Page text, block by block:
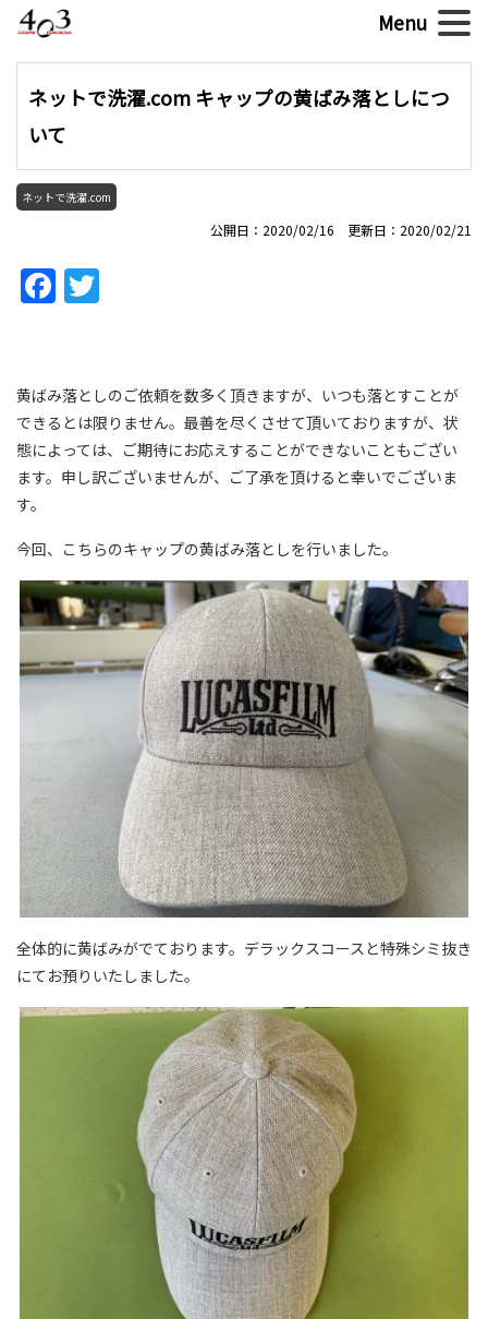
ネットで洗濯.com キャップの黄ばみ落としにつ
いて
ネットで洗濯.com
公開日：2020/02/16 更新日：2020/02/21
Facebook
黄ばみ落としのご依頼を数多く頂きますが、いつも落とすことが
できるとは限りません。最善を尽くさせて頂いておりますが、状
態によっては、ご期待にお応えすることができないこともござい
ます。申し訳ございませんが、ご了承を頂けると幸いでございま
す。
今回、こちらのキャップの黄ばみ落としを行いました。
全体的に黄ばみがでております。デラックスコースと特殊シミ抜き
にてお預りいたしました。